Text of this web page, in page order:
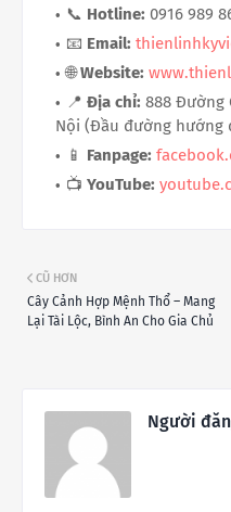
📞 Hotline: 0916 989
📧 Email:
🌐Website:
📍 Địa chỉ: 888 Đường
Nội (Đầu đường hướng
📱 Fanpage:
📺 YouTube:
CŨ HƠN
Cây Cảnh Hợp Mệnh Thổ – Mang
Lại Tài Lộc, Bình An Cho Gia Chủ
Người